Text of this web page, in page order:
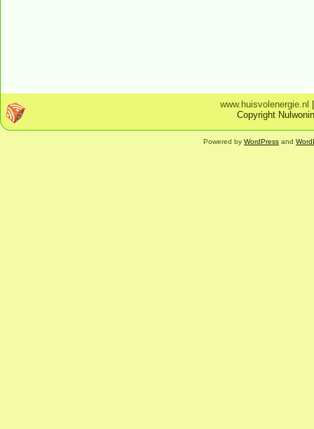
www.huisvolenergie.nl
Copyright
Powered by WordPress and